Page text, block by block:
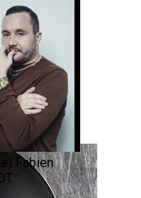
Fabien